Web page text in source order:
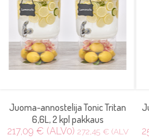
Juoma-annostelija Tonic Tritan
6,6L, 2 kpl pakkaus
217,09 € (ALV0) 272,45 € (ALV